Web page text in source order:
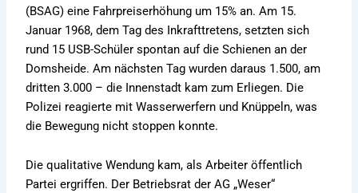
(BSAG) eine Fahrpreiserhöhung um 15% an. Am 15.
Januar 1968, dem Tag des Inkrafttretens, setzten sich
rund 15 USB-Schüler spontan auf die Schienen an der
Domsheide. Am nächsten Tag wurden daraus 1.500, am
dritten 3.000 – die Innenstadt kam zum Erliegen. Die
Polizei reagierte mit Wasserwerfern und Knüppeln, was
die Bewegung nicht stoppen konnte.
Die qualitative Wendung kam, als Arbeiter öffentlich
Partei ergriffen. Der Betriebsrat der AG „Weser“